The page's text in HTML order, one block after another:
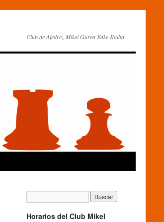
Club de Ajedrez Mikel Gurea Xake Kluba
Horarios del Club Mikel